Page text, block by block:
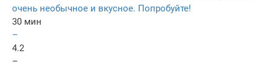
очень необычное и вкусное. Попробуйте!
30 мин
–
4.2
–